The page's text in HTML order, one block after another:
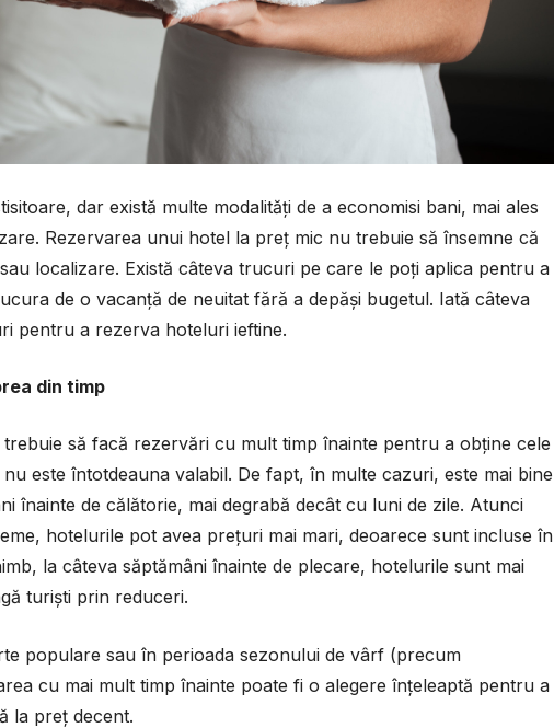
dar există multe modalități de a economisi bani, mai ales
Rezervarea unui hotel la preț mic nu trebuie să însemne că
localizare. Există câteva trucuri pe care le poți aplica pentru a
de o vacanță de neuitat fără a depăși bugetul. Iată câteva
pentru a rezerva hoteluri ieftine.
din timp
să facă rezervări cu mult timp înainte pentru a obține cele
este întotdeauna valabil. De fapt, în multe cazuri, este mai bine
înainte de călătorie, mai degrabă decât cu luni de zile. Atunci
hotelurile pot avea prețuri mai mari, deoarece sunt incluse în
la câteva săptămâni înainte de plecare, hotelurile sunt mai
turiști prin reduceri.
populare sau în perioada sezonului de vârf (precum
cu mai mult timp înainte poate fi o alegere înțeleaptă pentru a
la preț decent.